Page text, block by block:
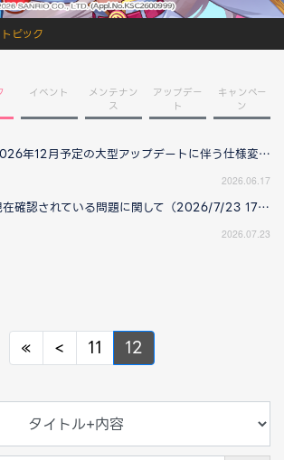
トピック
イベント
メンテナン
ス
アップデー
ト
キャンペー
ン
2026年12月予定の大型アップデートに伴う仕様変更のお知らせ
2026.06.17
現在確認されている問題に関して（2026/7/23 17:00更新）
2026.07.23
«Previous
< Previous
11 12